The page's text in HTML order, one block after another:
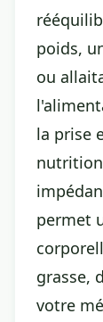
poids,
ou
la prise
permet
grasse,
votre